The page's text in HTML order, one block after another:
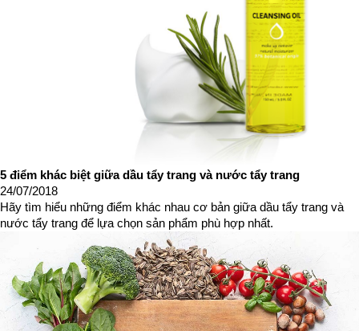
5 điểm khác biệt giữa dầu tẩy trang và nước tẩy trang
24/07/2018
Hãy tìm hiểu những điểm khác nhau cơ bản giữa dầu tẩy trang và
nước tẩy trang để lựa chọn sản phẩm phù hợp nhất.